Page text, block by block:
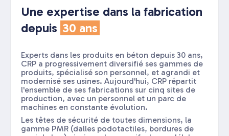
Une expertise dans la fabrication
depuis 30 ans
Experts dans les produits en béton depuis 30 ans,
CRP a progressivement diversifié ses gammes de
produits, spécialisé son personnel, et agrandi et
modernisé ses usines. Aujourd'hui, CRP répartit
l'ensemble de ses fabrications sur cinq sites de
production, avec un personnel et un parc de
machines en constante évolution.
Les têtes de sécurité de toutes dimensions, la
gamme PMR (dalles podotactiles, bordures de